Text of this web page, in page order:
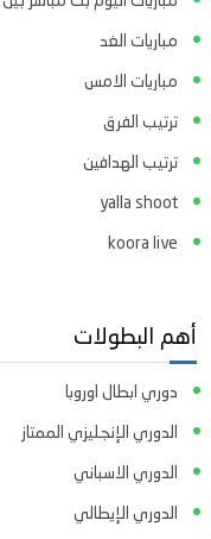
مباريات الغد
مباريات الامس
ترتيب الفرق
ترتيب الهدافين
yalla shoot
koora live
أهم البطولات
دوري ابطال اوروبا
الدوري الإنجليزي الممتاز
الدوري الاسباني
الدوري الإيطالي